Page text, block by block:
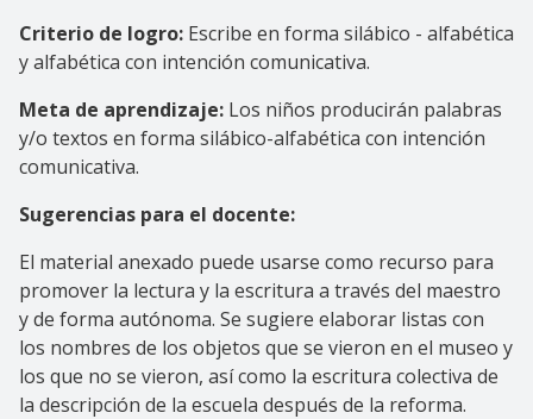
Criterio de logro: Escribe en forma silábico - alfabética
y alfabética con intención comunicativa.
Meta de aprendizaje: Los niños producirán palabras
y/o textos en forma silábico-alfabética con intención
comunicativa.
Sugerencias para el docente:
El material anexado puede usarse como recurso para
promover la lectura y la escritura a través del maestro
y de forma autónoma. Se sugiere elaborar listas con
los nombres de los objetos que se vieron en el museo y
los que no se vieron, así como la escritura colectiva de
la descripción de la escuela después de la reforma.